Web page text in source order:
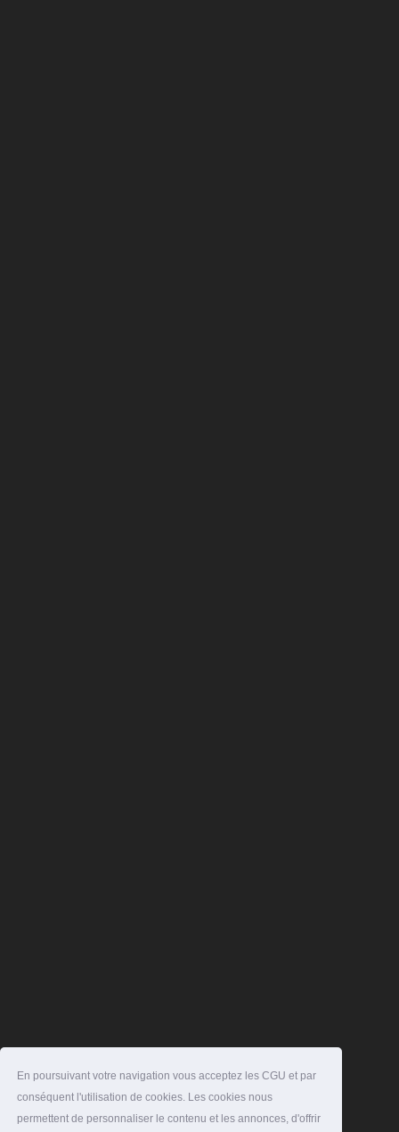
En poursuivant votre navigation vous acceptez les CGU et par
conséquent l'utilisation de cookies. Les cookies nous
permettent de personnaliser le contenu et les annonces, d'offrir